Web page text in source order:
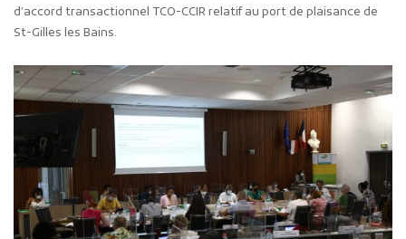
d’accord transactionnel TCO-CCIR relatif au port de plaisance de
St-Gilles les Bains.